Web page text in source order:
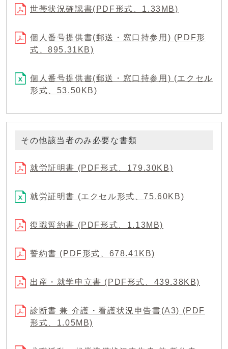
世帯状況確認書(PDF形式、1.33MB)
個人番号提供書(郵送・窓口持参用) (PDF形
式、895.31KB)
個人番号提供書(郵送・窓口持参用) (エクセル
形式、53.50KB)
その他該当者のみ必要な書類
就労証明書 (PDF形式、179.30KB)
就労証明書 (エクセル形式、75.60KB)
復職誓約書 (PDF形式、1.13MB)
誓約書 (PDF形式、678.41KB)
出産・就学申立書 (PDF形式、439.38KB)
診断書 兼 介護・看護状況申告書(A3) (PDF
形式、1.05MB)